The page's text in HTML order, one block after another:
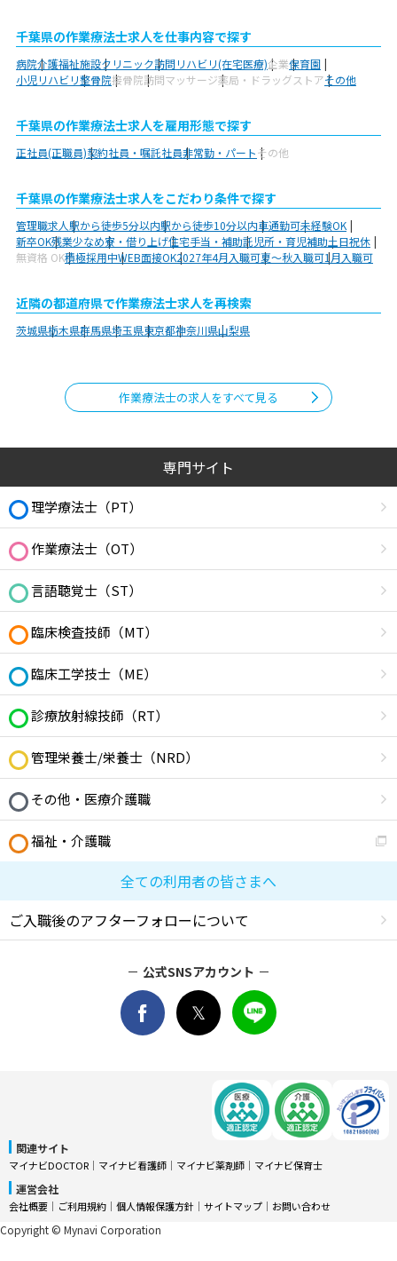
千葉県の作業療法士求人を仕事内容で探す
病院介護福祉施設クリニック訪問リハビリ(在宅医療)企業保育園
小児リハビリ整骨院接骨院訪問マッサージ薬局・ドラッグストアその他
千葉県の作業療法士求人を雇用形態で探す
正社員(正職員)契約社員・嘱託社員非常勤・パートその他
千葉県の作業療法士求人をこだわり条件で探す
管理職求人駅から徒歩5分以内駅から徒歩10分以内車通勤可未経験OK
新卒OK残業少なめ寮・借り上げ住宅手当・補助託児所・育児補助土日祝休
無資格 OK積極採用中WEB面接OK2027年4月入職可夏～秋入職可1月入職可
近隣の都道府県で作業療法士求人を再検索
茨城県栃木県群馬県埼玉県東京都神奈川県山梨県
作業療法士の求人をすべて見る
専門サイト
理学療法士（PT）
作業療法士（OT）
言語聴覚士（ST）
臨床検査技師（MT）
臨床工学技士（ME）
診療放射線技師（RT）
管理栄養士/栄養士（NRD）
その他・医療介護職
福祉・介護職
全ての利用者の皆さまへ
ご入職後のアフターフォローについて
公式SNSアカウント
関連サイト
マイナビDOCTOR │ マイナビ看護師 │ マイナビ薬剤師 │ マイナビ保育士
運営会社
会社概要 │ ご利用規約 │ 個人情報保護方針 │ サイトマップ │ お問い合わせ
Copyright © Mynavi Corporation